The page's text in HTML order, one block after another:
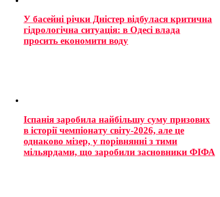
У басейні річки Дністер відбулася критична
гідрологічна ситуація: в Одесі влада
просить економити воду
Іспанія заробила найбільшу суму призових
в історії чемпіонату світу-2026, але це
однаково мізер, у порівнянні з тими
мільярдами, що заробили засновники ФІФА